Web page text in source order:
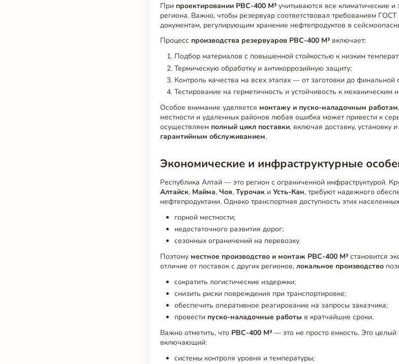
При проектировании РВС-400 М³ учитываются все климатические и
региона. Важно, чтобы резервуар соответствовал требованиям
документам, регулирующим хранение нефтепродуктов в
Процесс производства резервуаров РВС-400 М³ включает:
Подбор материалов с повышенной стойкостью к низким
Термическую обработку и антикоррозийную защиту;
Контроль качества на всех этапах — от заготовки до финальной
Тестирование на герметичность и устойчивость к механическим
Особое внимание уделяется монтажу и пуско-наладочным работам
местности и удаленных районов любая ошибка может привести к
осуществляем полный цикл поставки, включая доставку, установку
гарантийным обслуживанием.
Экономические и инфраструктурные
Республика Алтай — это регион с ограниченной инфраструктурой.
Алтайск, Майма,Чоя,Турочак иУсть-Кан, требуют надежного
нефтепродуктами. Однако транспортная доступность этих
горной местности;
недостаточного развития дорог;
сезонных ограничений на перевозку.
Поэтому местное производство и монтаж РВС-400 М³ становится
отличие от поставок с других регионов,локальное производство
сократить логистические издержки;
снизить риски повреждения при транспортировке;
обеспечить оперативное реагирование на запросы заказчика;
провести пуско-наладочные работы в кратчайшие сроки.
Важно отметить, что РВС-400 М³ — это не просто емкость. Это целый
включающий:
системы контроля уровня и температуры;